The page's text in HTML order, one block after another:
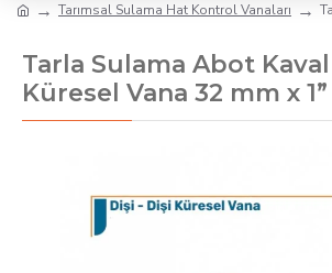
Tarımsal Sulama Hat Kontrol Vanaları
Tarla Sulama Abot
Küresel Vana 32 mm x 1”